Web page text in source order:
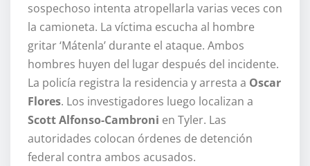
sospechoso intenta atropellarla varias veces con
la camioneta. La víctima escucha al hombre
gritar ‘Mátenla’ durante el ataque. Ambos
hombres huyen del lugar después del incidente.
La policía registra la residencia y arresta a Oscar
Flores. Los investigadores luego localizan a
Scott Alfonso-Cambroni en Tyler. Las
autoridades colocan órdenes de detención
federal contra ambos acusados.